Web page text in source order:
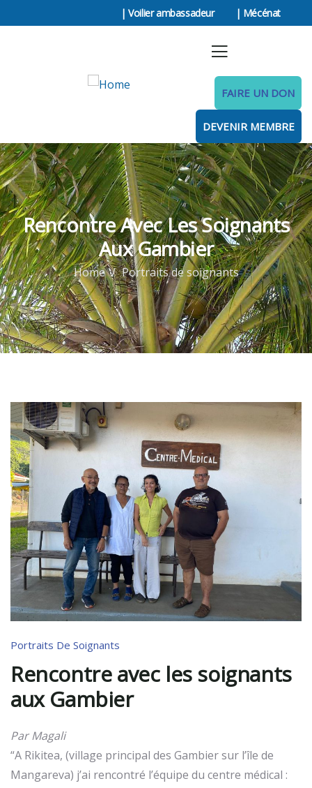
| Voilier ambassadeur | Mécénat
FAIRE UN DON
DEVENIR MEMBRE
Rencontre Avec Les Soignants
Aux Gambier
Home Portraits de soignants
Portraits De Soignants
Rencontre avec les soignants
aux Gambier
Par Magali
“A Rikitea, (village principal des Gambier sur l’île de
Mangareva) j’ai rencontré l’équipe du centre médical :